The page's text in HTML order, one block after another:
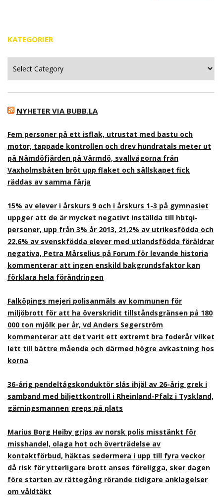
KATEGORIER
NYHETER VIA BUBB.LA
Fem personer på ett isflak, utrustat med bastu och
motor, tappade kontrollen och drev hundratals meter ut
på Nämdöfjärden på Värmdö, svallvågorna från
Vaxholmsbåten bröt upp flaket och sällskapet fick
räddas av samma färja
15% av elever i årskurs 9 och i årskurs 1-3 på gymnasiet
uppger att de är mycket negativt inställda till hbtqi-
personer, upp från 3% år 2013, 21,2% av utrikesfödda och
22,6% av svenskfödda elever med utlandsfödda föräldrar
negativa, Petra Mårselius på Forum för levande historia
kommenterar att ingen enskild bakgrundsfaktor kan
förklara hela förändringen
Falköpings mejeri polisanmäls av kommunen för
miljöbrott för att ha överskridit tillståndsgränsen på 180
000 ton mjölk per år, vd Anders Segerström
kommenterar att det varit ett extremt bra foderår vilket
lett till bättre mående och därmed högre avkastning hos
korna
36-årig pendeltågskonduktör slås ihjäl av 26-årig grek i
samband med biljettkontroll i Rheinland-Pfalz i Tyskland,
gärningsmannen greps på plats
Marius Borg Høiby grips av norsk polis misstänkt för
misshandel, olaga hot och överträdelse av
kontaktförbud, häktas sedermera i upp till fyra veckor
då risk för ytterligare brott anses föreligga, sker dagen
före starten av rättegång rörande tidigare anklagelser
om våldtäkt